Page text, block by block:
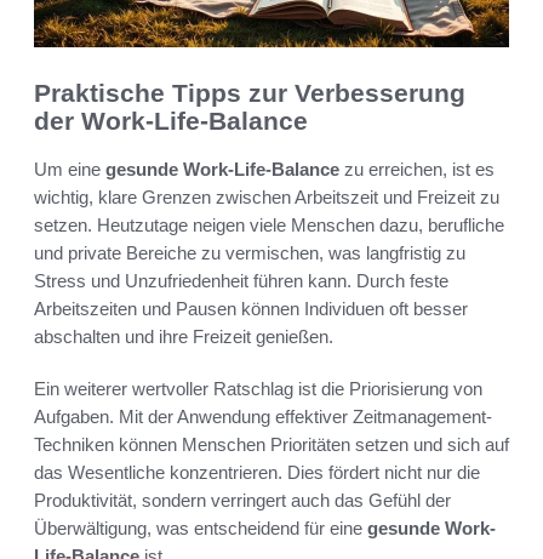
Praktische Tipps zur Verbesserung
der Work-Life-Balance
Um eine gesunde Work-Life-Balance zu erreichen, ist es
wichtig, klare Grenzen zwischen Arbeitszeit und Freizeit zu
setzen. Heutzutage neigen viele Menschen dazu, berufliche
und private Bereiche zu vermischen, was langfristig zu
Stress und Unzufriedenheit führen kann. Durch feste
Arbeitszeiten und Pausen können Individuen oft besser
abschalten und ihre Freizeit genießen.
Ein weiterer wertvoller Ratschlag ist die Priorisierung von
Aufgaben. Mit der Anwendung effektiver Zeitmanagement-
Techniken können Menschen Prioritäten setzen und sich auf
das Wesentliche konzentrieren. Dies fördert nicht nur die
Produktivität, sondern verringert auch das Gefühl der
Überwältigung, was entscheidend für eine gesunde Work-